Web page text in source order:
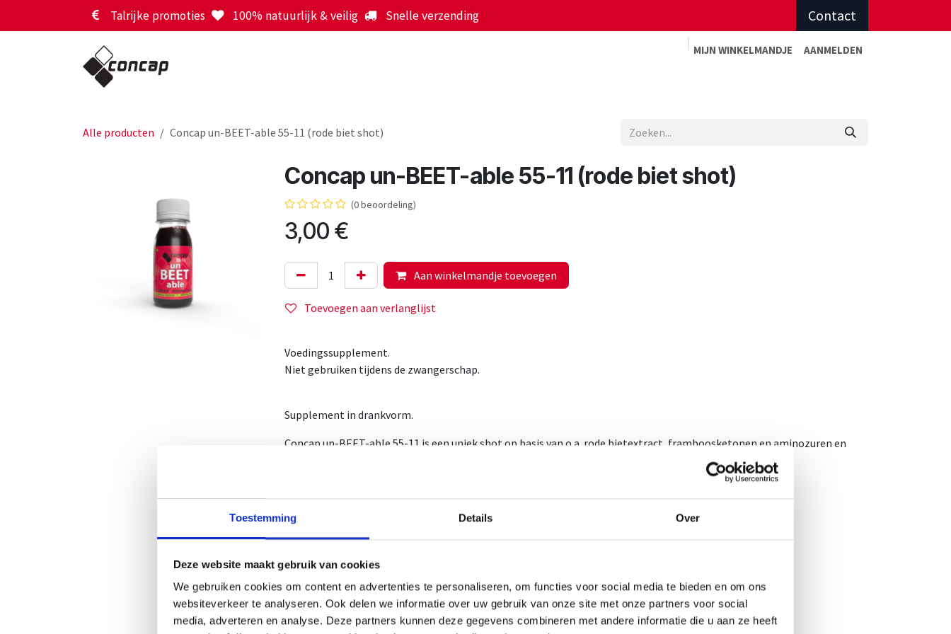
Toestemming Details Over
Deze website maakt gebruik van cookies
We gebruiken cookies om content en advertenties te personaliseren, om functies voor social media te bieden en om ons
websiteverkeer te analyseren. Ook delen we informatie over uw gebruik van onze site met onze partners voor social
media, adverteren en analyse. Deze partners kunnen deze gegevens combineren met andere informatie die u aan ze heeft
Overslaan naar inhoud Talrijke promoties 100% natuurlijk & veilig Snelle verzending Contact
MIJN WINKELMANDJE AANMELDEN
Alle producten Concap un-BEET-able 55-11 (rode biet shot)
Concap un-BEET-able 55-11 (rode biet shot)
(0 beoordeling)
3,00 €
Aan winkelmandje toevoegen
Toevoegen aan verlanglijst
Voedingssupplement.
Niet gebruiken tijdens de zwangerschap.
Supplement in drankvorm.
Concap un-BEET-able 55-11 is een uniek shot op basis van o.a. rode bietextract, framboosketonen en aminozuren en
Het is een natuurlijk product dat zorgt voor maximale energie van elke sporter.
1 ampule bevat 60ml.
1 doos bevat 12 ampules.
1omdoos bevat 6 dozen.
NUT-Nummer: 1386/51